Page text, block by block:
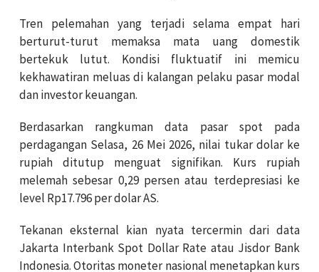
Tren pelemahan yang terjadi selama empat hari
berturut-turut memaksa mata uang domestik
bertekuk lutut. Kondisi fluktuatif ini memicu
kekhawatiran meluas di kalangan pelaku pasar modal
dan investor keuangan.
Berdasarkan rangkuman data pasar spot pada
perdagangan Selasa, 26 Mei 2026, nilai tukar dolar ke
rupiah ditutup menguat signifikan. Kurs rupiah
melemah sebesar 0,29 persen atau terdepresiasi ke
level Rp17.796 per dolar AS.
Tekanan eksternal kian nyata tercermin dari data
Jakarta Interbank Spot Dollar Rate atau Jisdor Bank
Indonesia. Otoritas moneter nasional menetapkan kurs